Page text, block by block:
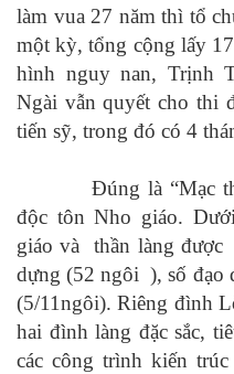
làm vua 27 năm thì tổ
một kỳ, tổng cộng lấy
hình nguy nan, Trịnh
Ngài vẫn quyết cho thi
tiến sỹ, trong đó có 4
Đúng là “Mạc thị
độc tôn Nho giáo.
giáo và thần làng được
dựng (52 ngôi ), số đạo
(5/11ngôi). Riêng đình
hai đình làng đặc sắc,
các công trình kiến